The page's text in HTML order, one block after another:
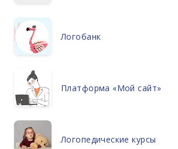
Логобанк
Платформа «Мой сайт»
Логопедические курсы